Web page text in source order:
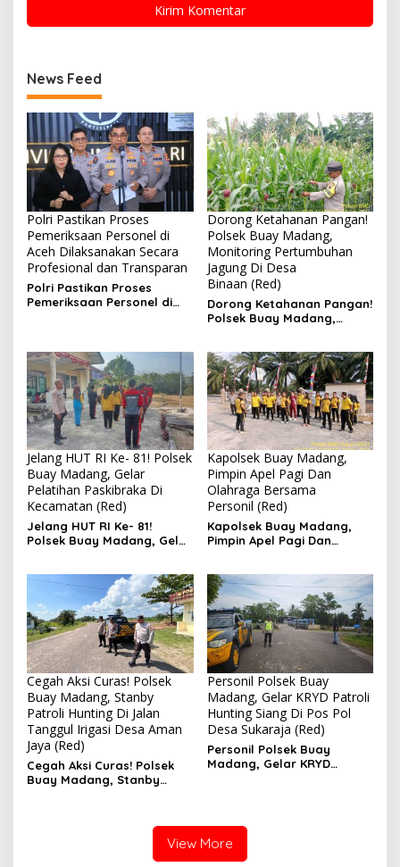
News Feed
Polri Pastikan Proses
Pemeriksaan Personel di
Aceh Dilaksanakan Secara
Profesional dan Transparan
Polri Pastikan Proses
Pemeriksaan Personel di
Dorong Ketahanan Pangan!
Polsek Buay Madang,
Monitoring Pertumbuhan
Jagung Di Desa
Binaan (Red)
Dorong Ketahanan Pangan!
Polsek Buay Madang,
Jelang HUT RI Ke- 81! Polsek
Buay Madang, Gelar
Pelatihan Paskibraka Di
Kecamatan (Red)
Jelang HUT RI Ke- 81!
Polsek Buay Madang, Gelar
Kapolsek Buay Madang,
Pimpin Apel Pagi Dan
Olahraga Bersama
Personil (Red)
Kapolsek Buay Madang,
Pimpin Apel Pagi Dan
Cegah Aksi Curas! Polsek
Buay Madang, Stanby
Patroli Hunting Di Jalan
Tanggul Irigasi Desa Aman
Jaya (Red)
Cegah Aksi Curas! Polsek
Buay Madang, Stanby
Personil Polsek Buay
Madang, Gelar KRYD Patroli
Hunting Siang Di Pos Pol
Desa Sukaraja (Red)
Personil Polsek Buay
Madang, Gelar KRYD
View More